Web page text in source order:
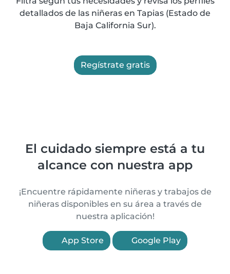
detallados de las niñeras en Tapias (Estado de
Baja California Sur).
Regístrate gratis
El cuidado siempre está a tu
alcance con nuestra app
¡Encuentre rápidamente niñeras y trabajos de
niñeras disponibles en su área a través de
nuestra aplicación!
App Store Google Play